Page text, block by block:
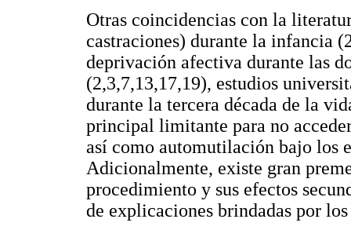
Otras coincidencias con la
castraciones) durante la infancia
deprivación afectiva durante las
(2,3,7,13,17,19), estudios
durante la tercera década de la
principal limitante para no
así como automutilación bajo los
Adicionalmente, existe gran
procedimiento y sus efectos
de explicaciones brindadas por